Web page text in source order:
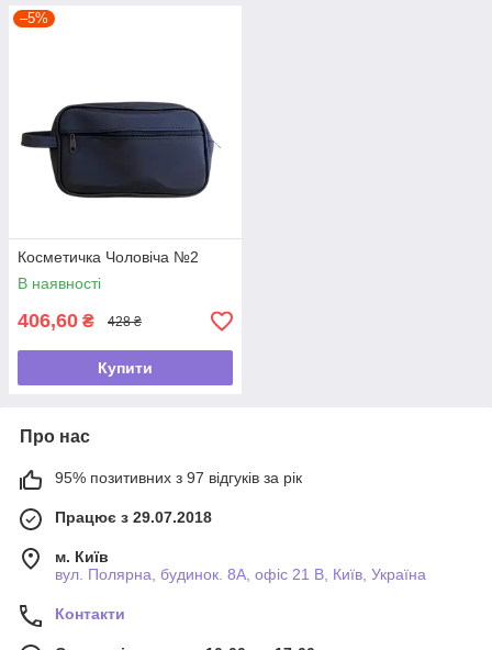
–5%
Косметичка Чоловіча №2
В наявності
406,60 ₴ 428 ₴
Купити
Про нас
95% позитивних з 97 відгуків за рік
Працює з 29.07.2018
м. Київ
вул. Полярна, будинок. 8А, офіс 21 В, Київ, Україна
Контакти